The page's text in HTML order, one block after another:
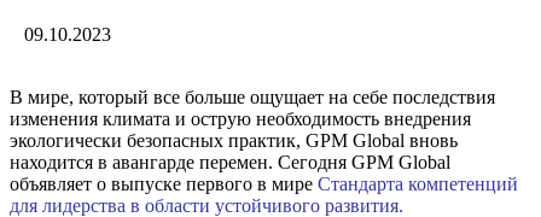
09.10.2023
В мире, который все больше ощущает на себе последствия
изменения климата и острую необходимость внедрения
экологически безопасных практик, GPM Global вновь
находится в авангарде перемен. Сегодня GPM Global
объявляет о выпуске первого в мире Стандарта компетенций
для лидерства в области устойчивого развития.